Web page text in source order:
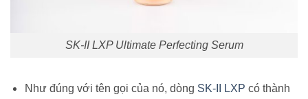
SK-II LXP Ultimate Perfecting Serum
Như đúng với tên gọi của nó, dòng SK-II LXP có thành